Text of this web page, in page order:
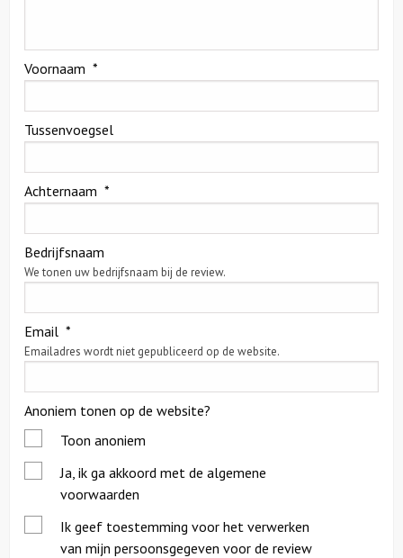
Contact
Voornaam *
Tussenvoegsel
Achternaam *
Bedrijfsnaam
We tonen uw bedrijfsnaam bij de review.
Email *
Emailadres wordt niet gepubliceerd op de website.
Anoniem tonen op de website?
Toon anoniem
*
Ja, ik ga akkoord met de algemene
voorwaarden
*
Ik geef toestemming voor het verwerken
van mijn persoonsgegeven voor de review